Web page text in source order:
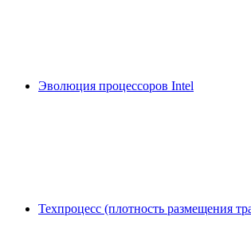
Эволюция процессоров Intel
Техпроцесс (плотность размещения